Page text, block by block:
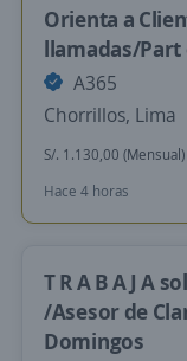
Orienta a
llamadas/Part
A365
Chorrillos, Lima
S/. 1.130,00 (Mensual)
Hace 4 horas
T R A B A J A
/Asesor de
Domingos